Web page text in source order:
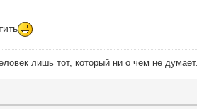
лишь тот, который ни о чем не думает.